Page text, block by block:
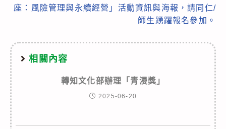
座：風險管理與永續經營」活動資訊與海報，請同仁/
師生踴躍報名參加。
相關內容
轉知文化部辦理「青漫獎」
2025-06-20